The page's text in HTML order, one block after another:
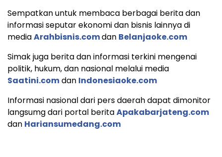
Sempatkan untuk membaca berbagai berita dan
informasi seputar ekonomi dan bisnis lainnya di
mediaArahbisnis.comdan Belanjaoke.com
Simak juga berita dan informasi terkini mengenai
politik, hukum, dan nasional melalui media
Saatini.comdan Indonesiaoke.com
Informasi nasional dari pers daerah dapat dimonitor
langsumg dari portal beritaApakabarjateng.com
dan Hariansumedang.com